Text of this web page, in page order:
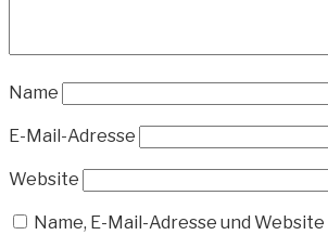
Name
E-Mail-Adresse
Website
Name, E-Mail-Adresse und